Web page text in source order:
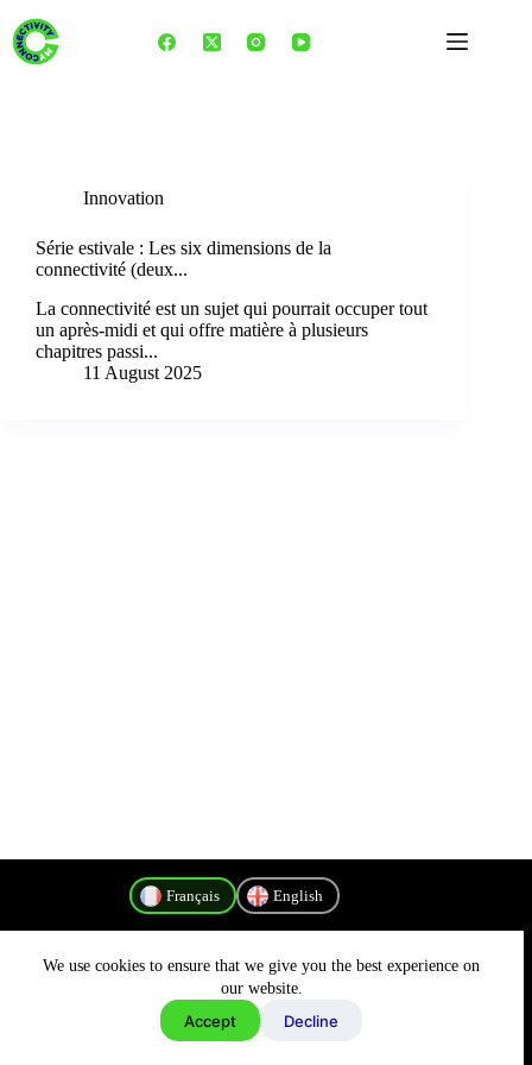
content
We use cookies to ensure that we give you the best experience on
our website.
Accept Decline
Innovation
Série estivale : Les six dimensions de la
connectivité (deux...
La connectivité est un sujet qui pourrait occuper tout
un après-midi et qui offre matière à plusieurs
chapitres passi...
11 August 2025
Français English
Politique de confidentialité
Copyright © 2026 - MyConnectivity